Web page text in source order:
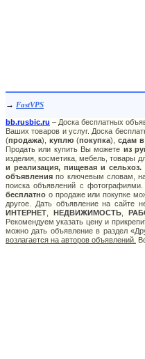
→ FastVPS
bb.rusbic.ru – Доска бесплатных
Ваших товаров и услуг. Доска
(продажа), куплю (покупка), сдам
Продать или купить Вы можете из
изделия, косметика, мебель, товары
и реализация, пищевая и
объявления по ключевым словам,
поиска объявлений с
бесплатно о продаже или покупке
другое. Дать объявление на сайте
ИНТЕРНЕТ
НЕДВИЖИМОСТЬ,
Рекомендуем указать цену и
можно дать объявление в раздел
возлагается на авторов объявлений.